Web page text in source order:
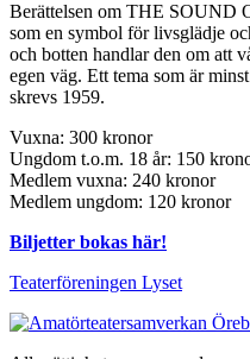
Berättelsen om THE SOUND
som en symbol för livsglädje
och botten handlar den om att
egen väg. Ett tema som är
skrevs 1959.
Vuxna: 300 kronor
Ungdom t.o.m. 18 år: 150
Medlem vuxna: 240 kronor
Medlem ungdom: 120 kronor
Biljetter bokas här!
Teaterföreningen Lyset